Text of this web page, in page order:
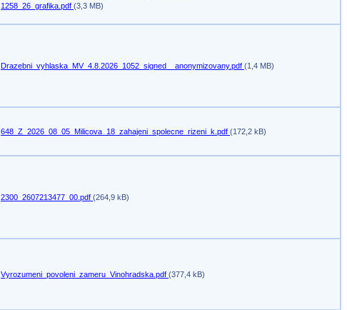
1258_26_grafika.pdf (3,3 MB)
Drazebni_vyhlaska_MV_4.8.2026_1052_signed__anonymizovany.pdf (1,4 MB)
648_Z_2026_08_05_Milicova_18_zahajeni_spolecne_rizeni_k.pdf (172,2 kB)
2300_2607213477_00.pdf (264,9 kB)
Vyrozumeni_povoleni_zameru_Vinohradska.pdf (377,4 kB)